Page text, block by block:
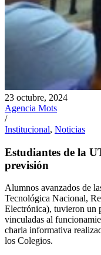
23 octubre, 2024
Agencia Mots
/
Institucional, Noticias
Estudiantes de la
previsión
Alumnos avanzados de
Tecnológica Nacional,
Electrónica), tuvieron un
vinculadas al
charla informativa
los Colegios.